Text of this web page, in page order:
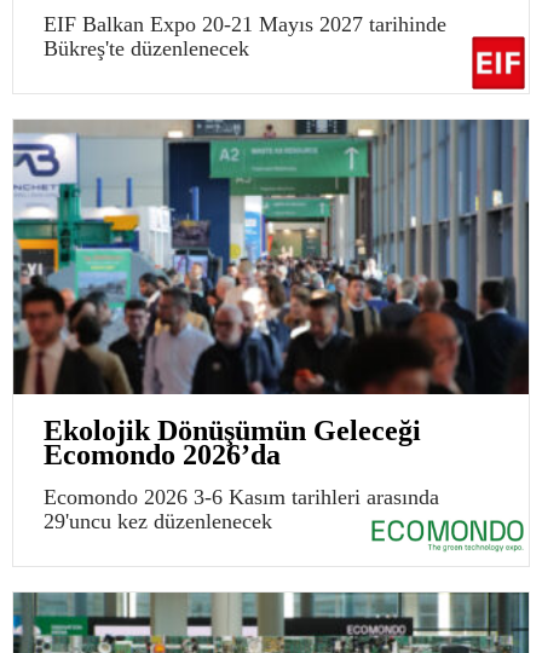
EIF Balkan Expo 20-21 Mayıs 2027 tarihinde
Bükreş'te düzenlenecek
Ekolojik Dönüşümün Geleceği
Ecomondo 2026’da
Ecomondo 2026 3-6 Kasım tarihleri arasında
29'uncu kez düzenlenecek